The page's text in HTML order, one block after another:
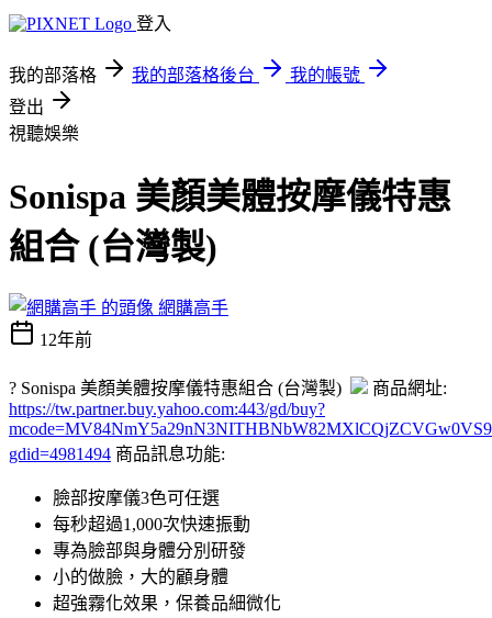
登入
我的部落格 我的部落格後台
我的帳號
登出
視聽娛樂
Sonispa 美顏美體按摩儀特惠
組合 (台灣製)
網購高手
12年前
? Sonispa 美顏美體按摩儀特惠組合 (台灣製)
商品網址:
https://tw.partner.buy.yahoo.com:443/gd/buy?
gdid=4981494 商品訊息功能:
臉部按摩儀3色可任選
每秒超過1,000次快速振動
專為臉部與身體分別研發
小的做臉，大的顧身體
超強霧化效果，保養品細微化